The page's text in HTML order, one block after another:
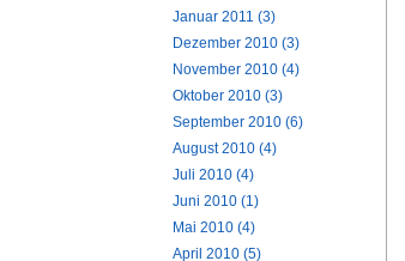
Januar 2011 (3)
Dezember 2010 (3)
November 2010 (4)
Oktober 2010 (3)
September 2010 (6)
August 2010 (4)
Juli 2010 (4)
Juni 2010 (1)
Mai 2010 (4)
April 2010 (5)